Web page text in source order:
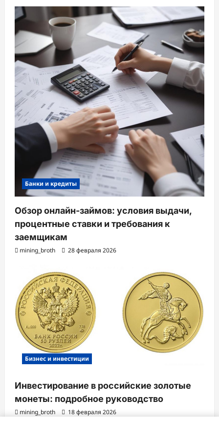
Банки и кредиты
Обзор онлайн-займов: условия выдачи,
процентные ставки и требования к
заемщикам
mining_broth 28 февраля 2026
Бизнес и инвестиции
Инвестирование в российские золотые
монеты: подробное руководство
mining_broth 18 февраля 2026